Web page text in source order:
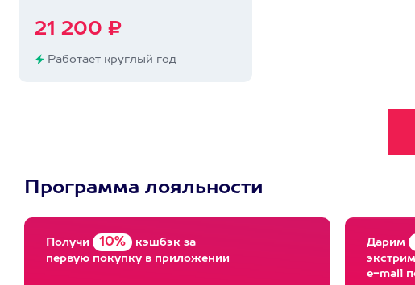
21 200 ₽
Работает круглый год
Программа лояльности
Получи 10% кэшбэк за
первую покупку в приложении
Дарим
e-mail